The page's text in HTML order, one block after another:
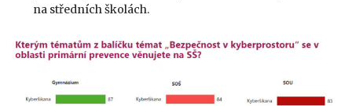
na středních školách.